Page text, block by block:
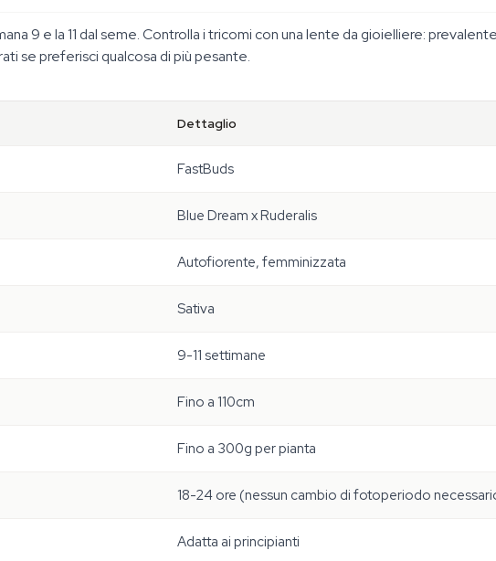
9 e la 11 dal seme. Controlla i tricomi con una lente da gioielliere:
se preferisci qualcosa di più pesante.
Dettaglio
FastBuds
Blue Dream x Ruderalis
Autofiorente, femminizzata
Sativa
9-11 settimane
Fino a 110cm
Fino a 300g per pianta
18-24 ore (nessun cambio di fotoperiodo
Adatta ai principianti